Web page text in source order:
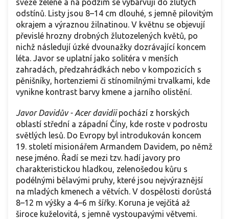
svěže zelené a na podzim se vybarvují do žlutých
odstínů. Listy jsou 8–14 cm dlouhé, s jemně pilovitým
okrajem a výraznou žilnatinou. V květnu se objevují
převislé hrozny drobných žlutozelených květů, po
nichž následují úzké dvounažky dozrávající koncem
léta. Javor se uplatní jako solitéra v menších
zahradách, předzahrádkách nebo v kompozicích s
pěnišníky, hortenziemi či stínomilnými trvalkami, kde
vynikne kontrast barvy kmene a jarního olistění.
Javor Davidův - Acer davidiipochází z horských
oblastí střední a západní Číny, kde roste v podrostu
světlých lesů. Do Evropy byl introdukován koncem
19. století misionářem Armandem Davidem, po němž
nese jméno. Řadí se mezi tzv. hadí javory pro
charakteristickou hladkou, zelenošedou kůru s
podélnými bělavými pruhy, které jsou nejvýraznější
na mladých kmenech a větvích. V dospělosti dorůstá
8–12 m výšky a 4–6 m šířky. Koruna je vejčitá až
široce kuželovitá, s jemně vystoupavými větvemi.